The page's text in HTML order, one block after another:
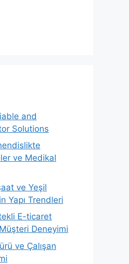
and
Solutions
ve Medikal
ve Yeşil
Yapı Trendleri
E-ticaret
Deneyimi
ve Çalışan